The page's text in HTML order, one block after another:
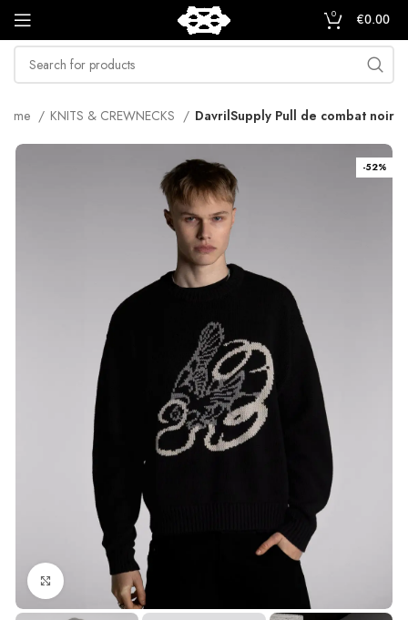
0 €0.00
KNITS & CREWNECKS DavrilSupply Pull de combat noir
-52%
Click to enlarge